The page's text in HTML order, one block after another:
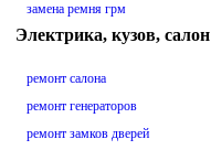
замена ремня грм
Электрика, кузов, салон
ремонт салона
ремонт генераторов
ремонт замков дверей